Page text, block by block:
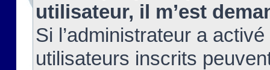
utilisateur, il m’est
Si l’administrateur a
utilisateurs inscrits